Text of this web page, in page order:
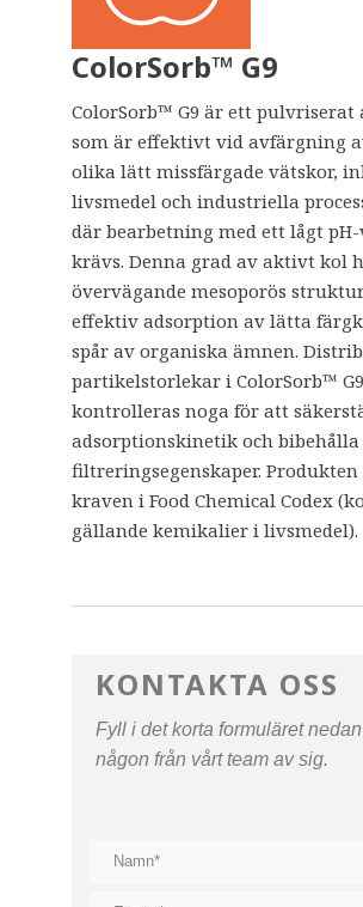
ColorSorb™ G9
ColorSorb™ G9 är ett
som är effektivt vid avfärgning
olika lätt missfärgade vätskor,
livsmedel och industriella
där bearbetning med ett lågt
krävs. Denna grad av aktivt kol
övervägande mesoporös
effektiv adsorption av lätta
spår av organiska ämnen.
partikelstorlekar i ColorSorb™ G9
kontrolleras noga för att
adsorptionskinetik och bibehålla
filtreringsegenskaper.
kraven i Food Chemical Codex
gällande kemikalier i livsmedel).
KONTAKTA OSS
Fyll i det korta formuläret
någon från vårt team av sig.